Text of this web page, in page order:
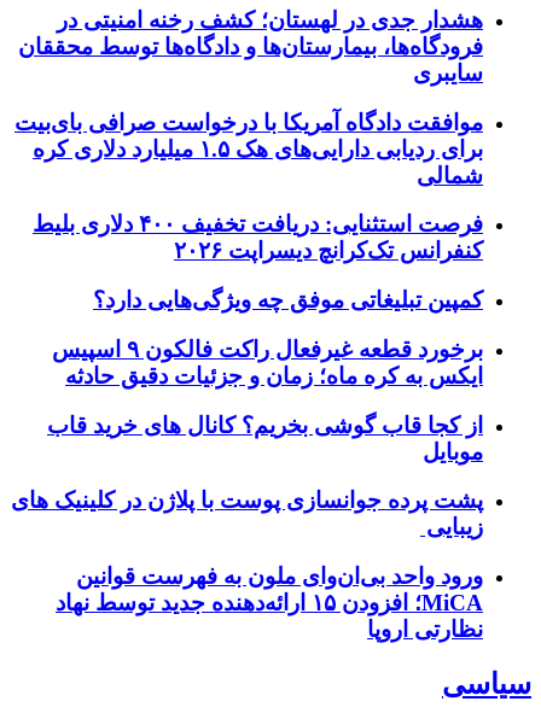
هشدار جدی در لهستان؛ کشف رخنه امنیتی در
فرودگاه‌ها، بیمارستان‌ها و دادگاه‌ها توسط محققان
سایبری
موافقت دادگاه آمریکا با درخواست صرافی بای‌بیت
برای ردیابی دارایی‌های هک ۱.۵ میلیارد دلاری کره
شمالی
فرصت استثنایی: دریافت تخفیف ۴۰۰ دلاری بلیط
کنفرانس تک‌کرانچ دیسراپت ۲۰۲۶
کمپین تبلیغاتی موفق چه ویژگی‌هایی دارد؟
برخورد قطعه غیرفعال راکت فالکون ۹ اسپیس
ایکس به کره ماه؛ زمان و جزئیات دقیق حادثه
از کجا قاب گوشی بخریم؟ کانال های خرید قاب
موبایل
پشت پرده جوانسازی پوست با پلاژن در کلینیک های
زیبایی
ورود واحد بی‌ان‌وای ملون به فهرست قوانین
MiCA؛ افزودن ۱۵ ارائه‌دهنده جدید توسط نهاد
نظارتی اروپا
سیاسی